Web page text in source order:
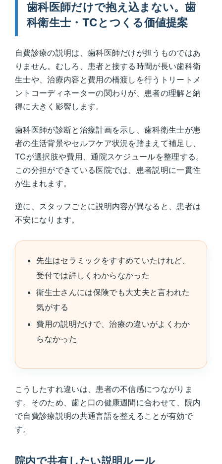
歯科医師だけで抱え込まない。歯
科衛生士・TCとつくる価値提案
自費診療の説明は、歯科医師だけが担うものではあ
りません。むしろ、患者と接する時間が長い歯科衛
生士や、治療内容と費用の橋渡しを行うトリートメ
ントコーディネーターの関わりが、患者の理解と納
得に大きく影響します。
歯科医師が診断と治療計画を示し、歯科衛生士が患
者の生活背景やセルフケア状況を踏まえて補足し、
TCが選択肢や費用、通院スケジュールを整理する。
この分担ができている医院では、患者説明に一貫性
が生まれます。
逆に、スタッフごとに説明内容が異なると、患者は
不安になります。
先生はセラミックをすすめていたけれど、
受付では詳しくわからなかった
衛生士さんには保険でも大丈夫と言われた
気がする
費用の説明だけで、治療の違いがよくわか
らなかった
こうしたすれ違いは、患者の不信感につながりま
す。そのため、歯と口の健康週間に合わせて、院内
で自費診療説明の共通言語を整えることが有効で
す。
院内で共有したい説明ルール